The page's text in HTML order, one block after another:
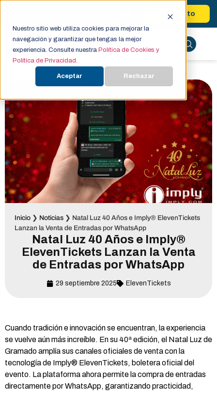
Nuestro sitio web utiliza cookies para mejorar la
navegación y garantizar que tengas la mejor
experiencia. Consulte nuestra Política de Cookies y
Política de Privacidad.
Aceptar Rechazar
Contacto
Inicio ❯ Noticias ❯ Natal Luz 40 Años e Imply® ElevenTickets
Lanzan la Venta de Entradas por WhatsApp
Natal Luz 40 Años e Imply®
ElevenTickets Lanzan la Venta
de Entradas por WhatsApp
29 septiembre 2025 ElevenTickets
Cuando tradición e innovación se encuentran, la experiencia
se vuelve aún más increíble. En su 40ª edición, el Natal Luz de
Gramado amplía sus canales oficiales de venta con la
tecnología de Imply® ElevenTickets, boletera oficial del
evento. La plataforma ahora permite la compra de entradas
directamente por WhatsApp, garantizando practicidad,